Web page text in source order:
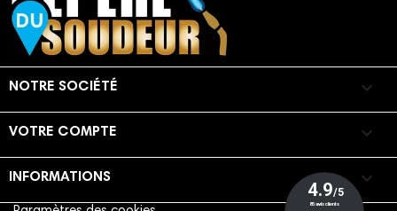
NOTRE SOCIÉTÉ 
VOTRE COMPTE 
INFORMATIONS keyboard_arrow_down